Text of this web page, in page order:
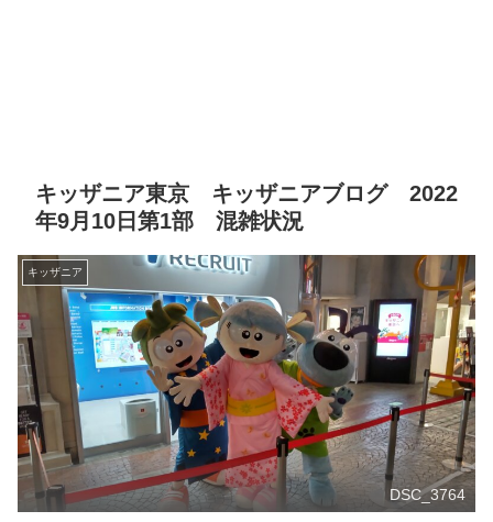
キッザニア東京 キッザニアブログ 2022
年9月10日第1部 混雑状況
キッザニア
DSC_3764